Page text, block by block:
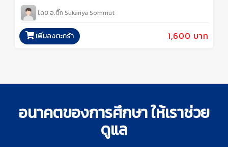
โดย อ.ติ๊ก Sukanya Sommut
1,600 บาท
เพิ่มลงตะกร้า
อนาคตของการศึกษา ให้เราช่วย
ดูแล